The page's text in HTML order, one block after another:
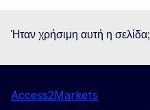
Ήταν χρήσιμη αυτή η σελίδα;
Access2Markets